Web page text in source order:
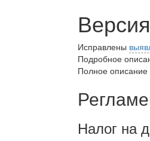
Исправлены
Подробное
Полное
Налог на